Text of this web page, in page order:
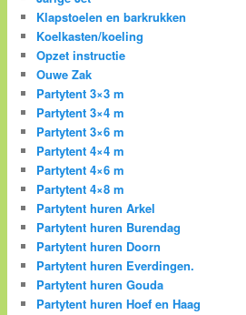
Klapstoelen en barkrukken
Koelkasten/koeling
Opzet instructie
Ouwe Zak
Partytent 3×3 m
Partytent 3×4 m
Partytent 3×6 m
Partytent 4×4 m
Partytent 4×6 m
Partytent 4×8 m
Partytent huren Arkel
Partytent huren Burendag
Partytent huren Doorn
Partytent huren Everdingen.
Partytent huren Gouda
Partytent huren Hoef en Haag